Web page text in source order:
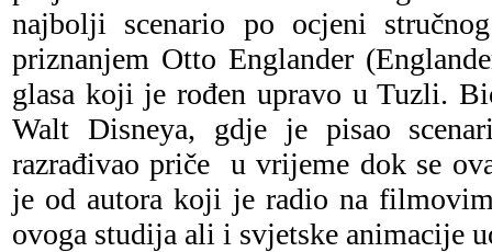
najbolji scenario po ocjeni
priznanjem Otto Englander
glasa koji je rođen upravo u Tuzli.
Walt Disneya, gdje je pisao
razrađivao priče u vrijeme dok se
je od autora koji je radio na
ovoga studija ali i svjetske animacije